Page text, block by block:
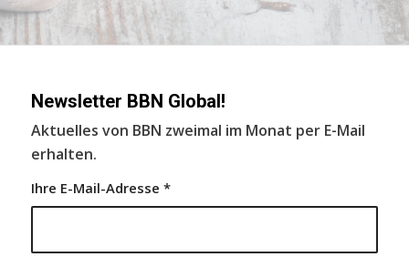
Newsletter BBN Global!
Aktuelles von BBN zweimal im Monat per E-Mail
erhalten.
Ihre E-Mail-Adresse *